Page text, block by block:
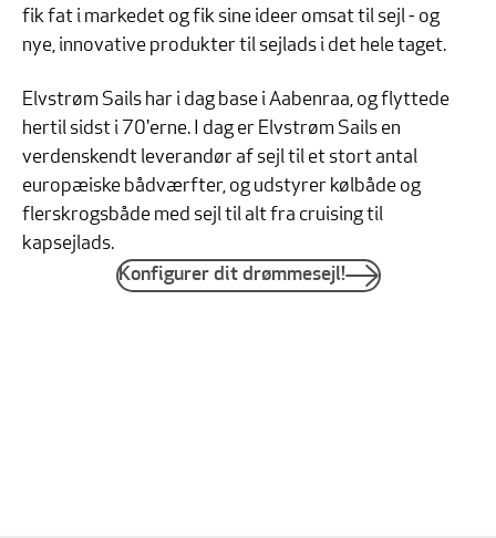
fik fat i markedet og fik sine ideer omsat til sejl - og
nye, innovative produkter til sejlads i det hele taget.
Elvstrøm Sails har i dag base i Aabenraa, og flyttede
hertil sidst i 70'erne. I dag er Elvstrøm Sails en
verdenskendt leverandør af sejl til et stort antal
europæiske bådværfter, og udstyrer kølbåde og
flerskrogsbåde med sejl til alt fra cruising til
kapsejlads.
Konfigurer dit drømmesejl!